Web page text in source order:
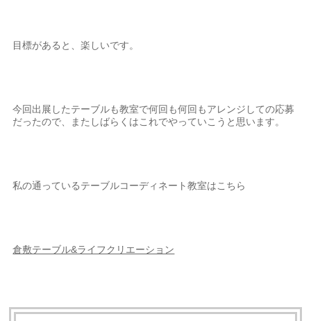
目標があると、楽しいです。
今回出展したテーブルも教室で何回も何回もアレンジしての応募
だったので、またしばらくはこれでやっていこうと思います。
私の通っているテーブルコーディネート教室はこちら
倉敷テーブル&ライフクリエーション